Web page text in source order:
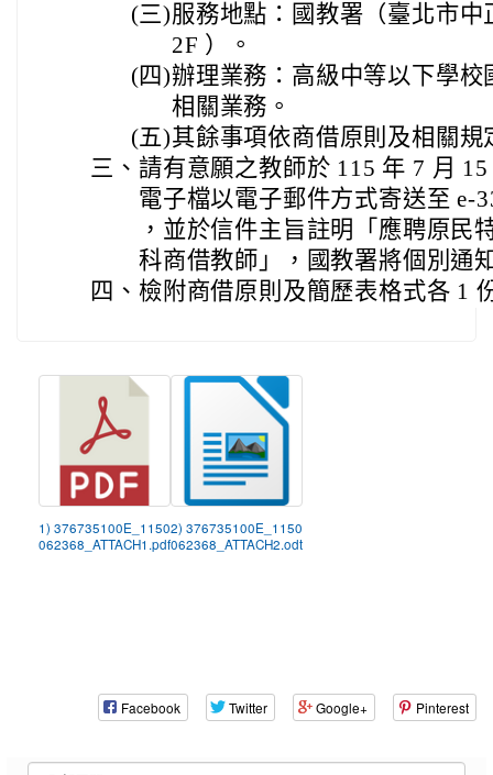
(三)服務地點：國教署（臺北市
2F ）。
(四)辦理業務：高級中等以下學
相關業務。
(五)其餘事項依商借原則及相關規
三、 請有意願之教師於 115 年 7 月
電子檔以電子郵件方式寄送至 e-
，並於信件主旨註明「應聘原民
科商借教師」，國教署將個別通
四、 檢附商借原則及簡歷表格式各 1
1) 376735100E_1150
062368_ATTACH1.pdf
2) 376735100E_1150
062368_ATTACH2.odt
Facebook Twitter Google+ Pinterest